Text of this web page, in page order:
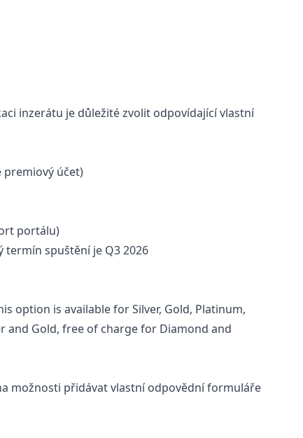
inzerátu je důležité zvolit odpovídající vlastní
premiový účet)
portálu)
termín spuštění je Q3 2026
option is available for Silver, Gold, Platinum,
and Gold, free of charge for Diamond and
možnosti přidávat vlastní odpovědní formuláře